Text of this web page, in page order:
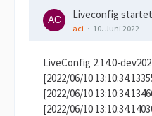
Liveconfig
aci 10. Juni 2022
LiveConfig 2.14.0-
[2022/06/10
[2022/06/10
[2022/06/10